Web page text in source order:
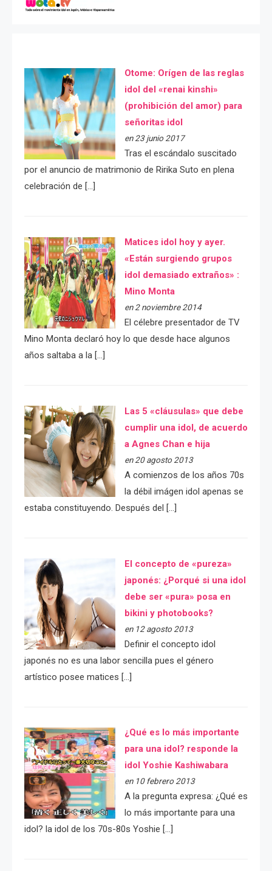
Otome: Orígen de las reglas
idol del «renai kinshi»
(prohibición del amor) para
señoritas idol
en 23 junio 2017
Tras el escándalo suscitado
por el anuncio de matrimonio de Ririka Suto en plena
celebración de […]
Matices idol hoy y ayer.
«Están surgiendo grupos
idol demasiado extraños» :
Mino Monta
en 2 noviembre 2014
El célebre presentador de TV
Mino Monta declaró hoy lo que desde hace algunos
años saltaba a la […]
Las 5 «cláusulas» que debe
cumplir una idol, de acuerdo
a Agnes Chan e hija
en 20 agosto 2013
A comienzos de los años 70s
la débil imágen idol apenas se
estaba constituyendo. Después del […]
El concepto de «pureza»
japonés: ¿Porqué si una idol
debe ser «pura» posa en
bikini y photobooks?
en 12 agosto 2013
Definir el concepto idol
japonés no es una labor sencilla pues el género
artístico posee matices […]
¿Qué es lo más importante
para una idol? responde la
idol Yoshie Kashiwabara
en 10 febrero 2013
A la pregunta expresa: ¿Qué es
lo más importante para una
idol? la idol de los 70s-80s Yoshie […]